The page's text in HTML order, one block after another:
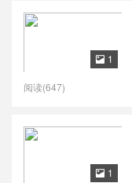
 1
阅读(647)
 1